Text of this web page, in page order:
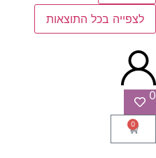
לצפייה בכל התוצאות
0
0